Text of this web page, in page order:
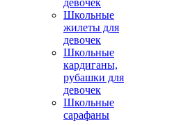
девочек
Школьные
жилеты для
девочек
Школьные
кардиганы,
рубашки для
девочек
Школьные
сарафаны